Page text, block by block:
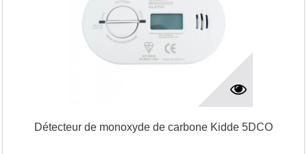
Détecteur de monoxyde de carbone Kidde 5DCO